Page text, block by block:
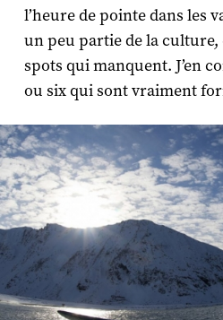
l’heure de pointe dans les
un peu partie de la culture,
spots qui manquent. J’en
ou six qui sont vraiment